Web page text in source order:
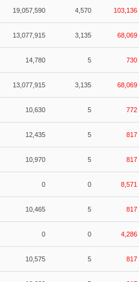
19,057,590 4,570 103,136
13,077,915 3,135 68,069
14,780 5 730
13,077,915 3,135 68,069
10,630 5 772
12,435 5 817
10,970 5 817
0 0 8,571
10,465 5 817
0 0 4,286
10,575 5 817